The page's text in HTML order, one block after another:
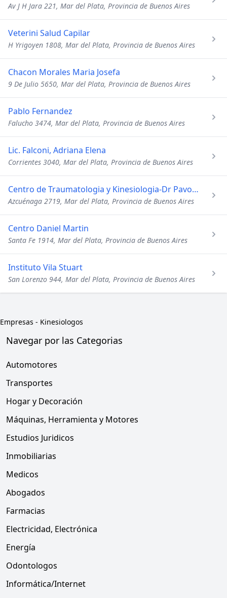
Av J H Jara 221, Mar del Plata, Provincia de Buenos Aires
Veterini Salud Capilar
H Yrigoyen 1808, Mar del Plata, Provincia de Buenos Aires
Chacon Morales Maria Josefa
9 De Julio 5650, Mar del Plata, Provincia de Buenos Aires
Pablo Fernandez
Falucho 3474, Mar del Plata, Provincia de Buenos Aires
Lic. Falconi, Adriana Elena
Corrientes 3040, Mar del Plata, Provincia de Buenos Aires
Centro de Traumatologia y Kinesiologia-Dr Pavon Traumatologo
Azcuénaga 2719, Mar del Plata, Provincia de Buenos Aires
Centro Daniel Martin
Santa Fe 1914, Mar del Plata, Provincia de Buenos Aires
Instituto Vila Stuart
San Lorenzo 944, Mar del Plata, Provincia de Buenos Aires
Empresas - Kinesiologos
Navegar por las Categorias
Automotores
Transportes
Hogar y Decoración
Máquinas, Herramienta y Motores
Estudios Juridicos
Inmobiliarias
Medicos
Abogados
Farmacias
Electricidad, Electrónica
Energía
Odontologos
Informática/Internet